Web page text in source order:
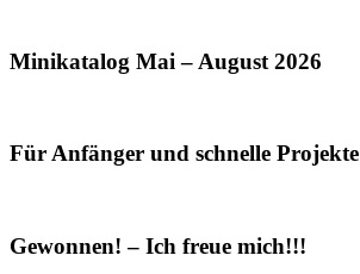
Minikatalog Mai – August 2026
Für Anfänger und schnelle Projekte
Gewonnen! – Ich freue mich!!!